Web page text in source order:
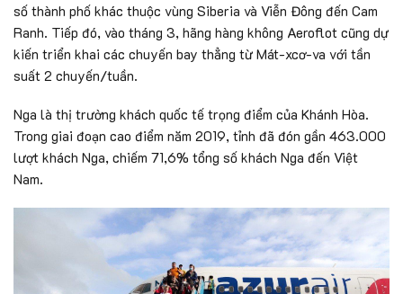
số thành phố khác thuộc vùng Siberia và Viễn Đông đến Cam
Ranh. Tiếp đó, vào tháng 3, hãng hàng không Aeroflot cũng dự
kiến triển khai các chuyến bay thẳng từ Mát-xcơ-va với tần
suất 2 chuyến/tuần.
Nga là thị trường khách quốc tế trọng điểm của Khánh Hòa.
Trong giai đoạn cao điểm năm 2019, tỉnh đã đón gần 463.000
lượt khách Nga, chiếm 71,6% tổng số khách Nga đến Việt
Nam.